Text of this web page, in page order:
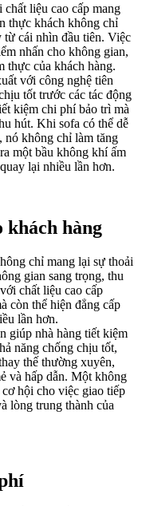
liệu cao cấp mang
thực khách không chỉ
từ cái nhìn đầu tiên. Việc
nhấn cho không gian,
thực của khách hàng.
với công nghệ tiên
tốt trước các tác động
kiệm chi phí bảo trì mà
hút. Khi sofa có thể dễ
nó không chỉ làm tăng
một bầu không khí ấm
lại nhiều lần hơn.
khách hàng
chỉ mang lại sự thoải
gian sang trọng, thu
chất liệu cao cấp
còn thể hiện đẳng cấp
lần hơn.
giúp nhà hàng tiết kiệm
năng chống chịu tốt,
thế thường xuyên,
và hấp dẫn. Một không
hội cho việc giao tiếp
lòng trung thành của